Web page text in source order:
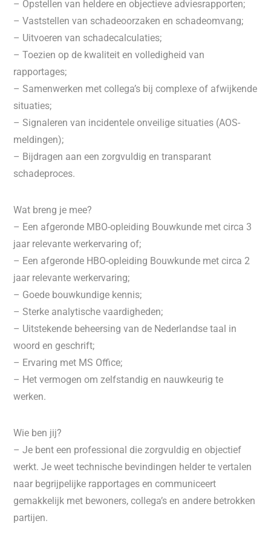
– Opstellen van heldere en objectieve adviesrapporten;
– Vaststellen van schadeoorzaken en schadeomvang;
– Uitvoeren van schadecalculaties;
– Toezien op de kwaliteit en volledigheid van
rapportages;
– Samenwerken met collega’s bij complexe of afwijkende
situaties;
– Signaleren van incidentele onveilige situaties (AOS-
meldingen);
– Bijdragen aan een zorgvuldig en transparant
schadeproces.
Wat breng je mee?
– Een afgeronde MBO-opleiding Bouwkunde met circa 3
jaar relevante werkervaring of;
– Een afgeronde HBO-opleiding Bouwkunde met circa 2
jaar relevante werkervaring;
– Goede bouwkundige kennis;
– Sterke analytische vaardigheden;
– Uitstekende beheersing van de Nederlandse taal in
woord en geschrift;
– Ervaring met MS Office;
– Het vermogen om zelfstandig en nauwkeurig te
werken.
Wie ben jij?
– Je bent een professional die zorgvuldig en objectief
werkt. Je weet technische bevindingen helder te vertalen
naar begrijpelijke rapportages en communiceert
gemakkelijk met bewoners, collega’s en andere betrokken
partijen.